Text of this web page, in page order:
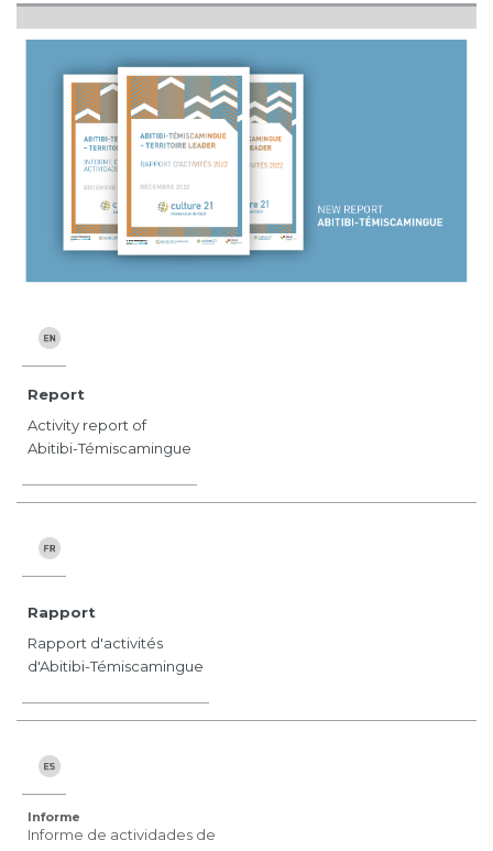
Report
Activity report of
Abitibi-Témiscamingue
Rapport
Rapport d'activités
d'Abitibi-Témiscamingue
Informe
Informe de actividades de